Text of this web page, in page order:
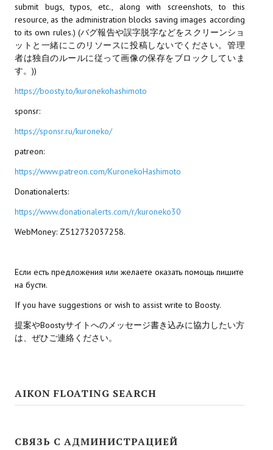
Немного героев меча и магии
Расширенная версия Х3
REBalance
Работы Kuroneko
Doom 3 Remaster Fan Edition
X2 - The Threat Remaster Fan Edition
Star Trek Voyager Elite Force Remaster Fan Edition
Sacred Gold Remaster Fan Edition
Red Faction remaster Fan Edition
Age of Pirates: Caribbean Tales Remaster Fan Edition
Корсары 3 Сундук мертвеца Remaster Fan Edition
Sea Dogs - City of Abandoned Ships Remaster Fan Edition
НОВОСТИ ПОРТАЛА
Новости Архив
submit bugs, typos, etc., along with screenshots, to this
resource, as the administration blocks saving images according
to its own rules.) (バグ報告や誤字脱字などをスクリーンショ
ットと一緒にこのリソースに投稿しないでください。管理
者は独自のルールに従って画像の保存をブロックしていま
す。))
https://boosty.to/kuronekohashimoto
sponsr:
https://sponsr.ru/kuroneko/
patreon:
https://www.patreon.com/KuronekoHashimoto
Donationalerts:
https://www.donationalerts.com/r/kuroneko30
WebMoney: Z512732037258.
Если есть предложения или желаете оказать помощь пишите
на бусти.
If you have suggestions or wish to assist write to Boosty.
提案やBoostyサイトへのメッセージ書き込みに協力したい方
は、ぜひご連絡ください。
AIKON FLOATING SEARCH
СВЯЗЬ С АДМИНИСТРАЦИЕЙ